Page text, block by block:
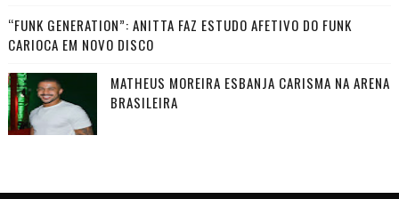
“FUNK GENERATION”: ANITTA FAZ ESTUDO AFETIVO DO FUNK
CARIOCA EM NOVO DISCO
MATHEUS MOREIRA ESBANJA CARISMA NA ARENA
BRASILEIRA